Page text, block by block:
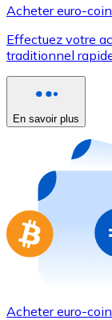
Utilisez les
Acheter
Nouveau
Achetez
Aller à la
Acheter euro-
Effectuez votre
traditionnel
En savoir plus
Acheter euro-